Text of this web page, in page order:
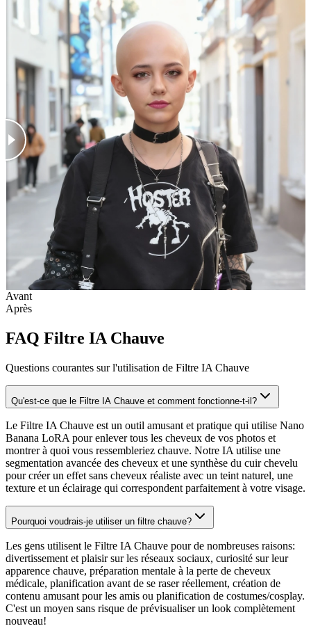
Avant
Après
FAQ Filtre IA Chauve
Questions courantes sur l'utilisation de Filtre IA Chauve
Qu'est-ce que le Filtre IA Chauve et comment fonctionne-t-il?
Le Filtre IA Chauve est un outil amusant et pratique qui utilise Nano
Banana LoRA pour enlever tous les cheveux de vos photos et
montrer à quoi vous ressembleriez chauve. Notre IA utilise une
segmentation avancée des cheveux et une synthèse du cuir chevelu
pour créer un effet sans cheveux réaliste avec un teint naturel, une
texture et un éclairage qui correspondent parfaitement à votre visage.
Pourquoi voudrais-je utiliser un filtre chauve?
Les gens utilisent le Filtre IA Chauve pour de nombreuses raisons:
divertissement et plaisir sur les réseaux sociaux, curiosité sur leur
apparence chauve, préparation mentale à la perte de cheveux
médicale, planification avant de se raser réellement, création de
contenu amusant pour les amis ou planification de costumes/cosplay.
C'est un moyen sans risque de prévisualiser un look complètement
nouveau!